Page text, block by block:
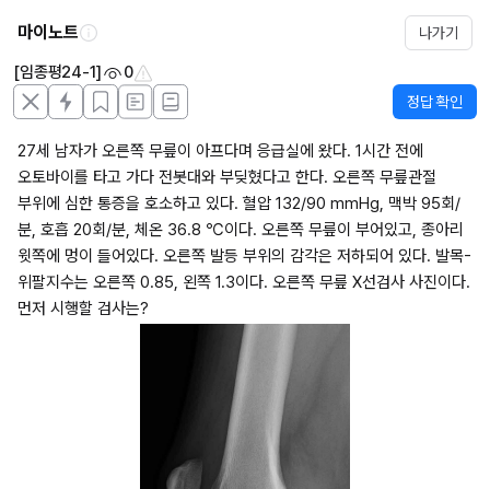
마이노트 나가기
[임종평24-1] 0
정답 확인
27세 남자가 오른쪽 무릎이 아프다며 응급실에 왔다. 1시간 전에
오토바이를 타고 가다 전봇대와 부딪혔다고 한다. 오른쪽 무릎관절
부위에 심한 통증을 호소하고 있다. 혈압 132/90 mmHg, 맥박 95회/
분, 호흡 20회/분, 체온 36.8 ℃이다. 오른쪽 무릎이 부어있고, 종아리
윗쪽에 멍이 들어있다. 오른쪽 발등 부위의 감각은 저하되어 있다. 발목-
위팔지수는 오른쪽 0.85, 왼쪽 1.3이다. 오른쪽 무릎 X선검사 사진이다.
먼저 시행할 검사는?